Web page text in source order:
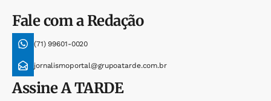
Fale com a Redação
(71) 99601-0020
jornalismoportal@grupoatarde.com.br
AssineA TARDE